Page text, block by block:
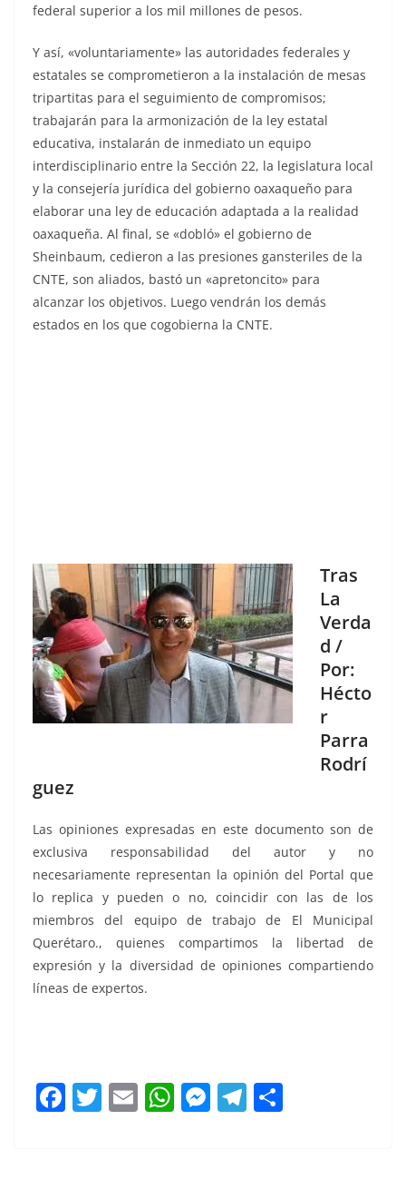
federal superior a los mil millones de pesos.
Y así, «voluntariamente» las autoridades federales y
estatales se comprometieron a la instalación de mesas
tripartitas para el seguimiento de compromisos;
trabajarán para la armonización de la ley estatal
educativa, instalarán de inmediato un equipo
interdisciplinario entre la Sección 22, la legislatura local
y la consejería jurídica del gobierno oaxaqueño para
elaborar una ley de educación adaptada a la realidad
oaxaqueña. Al final, se «dobló» el gobierno de
Sheinbaum, cedieron a las presiones gansteriles de la
CNTE, son aliados, bastó un «apretoncito» para
alcanzar los objetivos. Luego vendrán los demás
estados en los que cogobierna la CNTE.
Tras
La
Verda
d /
Por:
Hécto
r
Parra
Rodrí
guez
Las opiniones expresadas en este documento son de
exclusiva responsabilidad del autor y no
necesariamente representan la opinión del Portal que
lo replica y pueden o no, coincidir con las de los
miembros del equipo de trabajo de El Municipal
Querétaro., quienes compartimos la libertad de
expresión y la diversidad de opiniones compartiendo
líneas de expertos.
F T E W M T